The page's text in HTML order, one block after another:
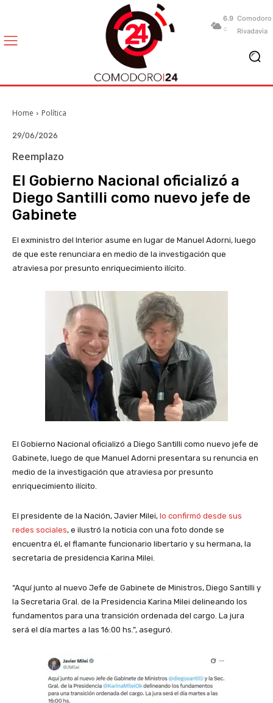
6.9
C
Comodoro
Rivadavia
Home Política
29/06/2026
Reemplazo
El Gobierno Nacional oficializó a
Diego Santilli como nuevo jefe de
Gabinete
El exministro del Interior asume en lugar de Manuel Adorni, luego
de que este renunciara en medio de la investigación que
atraviesa por presunto enriquecimiento ilícito.
El Gobierno Nacional oficializó a Diego Santilli como nuevo jefe de
Gabinete, luego de que Manuel Adorni presentara su renuncia en
medio de la investigación que atraviesa por presunto
enriquecimiento ilícito.
El presidente de la Nación, Javier Milei, lo confirmó desde sus
redes sociales, e ilustró la noticia con una foto donde se
encuentra él, el flamante funcionario libertario y su hermana, la
secretaria de presidencia Karina Milei.
“Aquí junto al nuevo Jefe de Gabinete de Ministros, Diego Santilli y
la Secretaria Gral. de la Presidencia Karina Milei delineando los
fundamentos para una transición ordenada del cargo. La jura
será el día martes a las 16:00 hs.”, aseguró.